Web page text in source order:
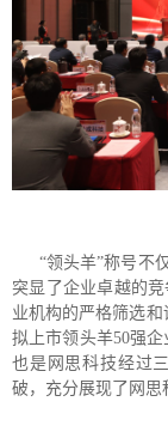
“领头羊”称号不
突显了企业卓越的
业机构的严格筛选和
拟上市领头羊50强
也是网思科技经过
破，充分展现了网思